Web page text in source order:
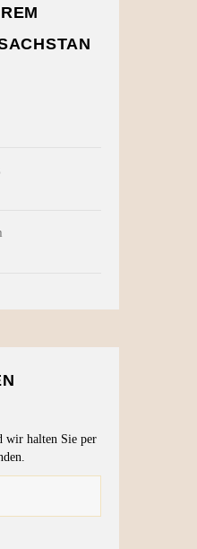
wir halten Sie per